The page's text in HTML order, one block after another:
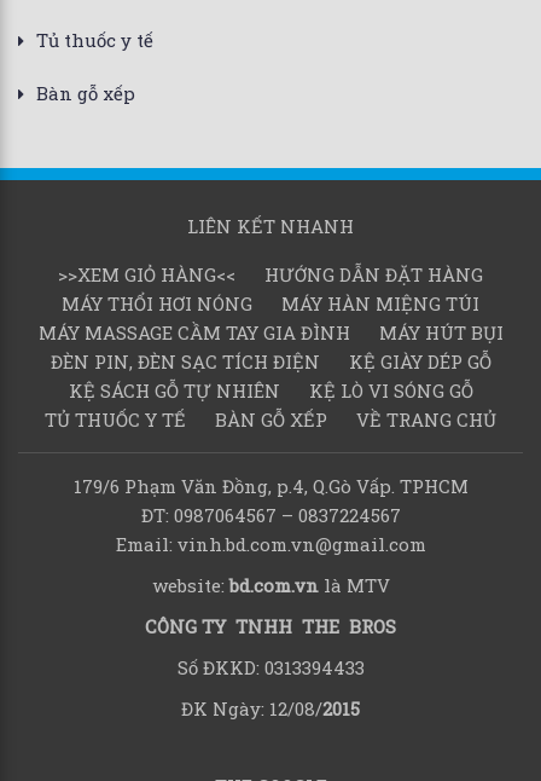
Tủ thuốc y tế
Bàn gỗ xếp
LIÊN KẾT NHANH
>>XEM GIỎ HÀNG<<
HƯỚNG DẪN ĐẶT HÀNG
MÁY THỔI HƠI NÓNG
MÁY HÀN MIỆNG TÚI
MÁY MASSAGE CẦM TAY GIA ĐÌNH
MÁY HÚT BỤI
ĐÈN PIN, ĐÈN SẠC TÍCH ĐIỆN
KỆ GIÀY DÉP GỖ
KỆ SÁCH GỖ TỰ NHIÊN
KỆ LÒ VI SÓNG GỖ
TỦ THUỐC Y TẾ
BÀN GỖ XẾP VỀ TRANG CHỦ
179/6 Phạm Văn Đồng, p.4, Q.Gò Vấp. TPHCM
ĐT: 0987064567 – 0837224567
Email: vinh.bd.com.vn@gmail.com
website:bd.com.vnlà MTV
CÔNG TY TNHH THE BROS
Số ĐKKD: 0313394433
ĐK Ngày: 12/08/2015